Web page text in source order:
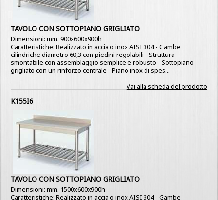
TAVOLO CON SOTTOPIANO GRIGLIATO
Dimensioni: mm. 900x600x900h
Caratteristiche: Realizzato in acciaio inox AISI 304 - Gambe
cilindriche diametro 60,3 con piedini regolabili - Struttura
smontabile con assemblaggio semplice e robusto - Sottopiano
grigliato con un rinforzo centrale - Piano inox di spes...
Vai alla scheda del prodotto
K155I6
TAVOLO CON SOTTOPIANO GRIGLIATO
Dimensioni: mm. 1500x600x900h
Caratteristiche: Realizzato in acciaio inox AISI 304 - Gambe